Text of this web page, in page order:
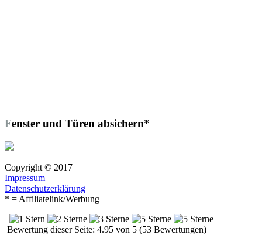
Fenster und Türen absichern*
Copyright © 2017
Impressum
Datenschutzerklärung
* = Affiliatelink/Werbung
Bewertung dieser Seite: 4.95 von 5 (53 Bewertungen)